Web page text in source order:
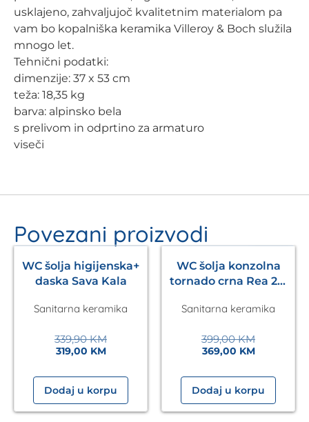
usklajeno, zahvaljujoč kvalitetnim materialom pa
vam bo kopalniška keramika Villeroy & Boch služila
mnogo let.
Tehnični podatki:
dimenzije: 37 x 53 cm
teža: 18,35 kg
barva: alpinsko bela
s prelivom in odprtino za armaturo
viseči
Povezani proizvodi
- 6%
WC šolja higijenska+
daska Sava Kala
Sanitarna keramika
339,90KM
319,00 KM
Dodaj u korpu
- 8%
WC šolja konzolna
tornado crna Rea 2.0
Sanitarna keramika
399,00KM
369,00 KM
Dodaj u korpu